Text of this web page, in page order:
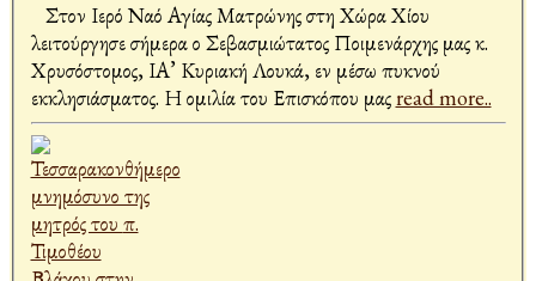
Στον Ιερό Ναό Αγίας Ματρώνης στη Χώρα Χίου
λειτούργησε σήμερα ο Σεβασμιώτατος Ποιμενάρχης μας κ.
Χρυσόστομος, ΙΑ’ Κυριακή Λουκά, εν μέσω πυκνού
εκκλησιάσματος. Η ομιλία του Επισκόπου μαςread more..